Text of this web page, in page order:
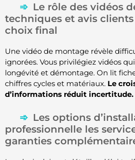
Le rôle des vidéos
techniques et avis
choix final
Une vidéo de montage révèle
ignorées. Vous privilégiez vidéos
longévité et démontage. On lit
chiffres cycles et matériaux. Le
d’informations réduit incertitude.
Les options
professionnelle les
garanties